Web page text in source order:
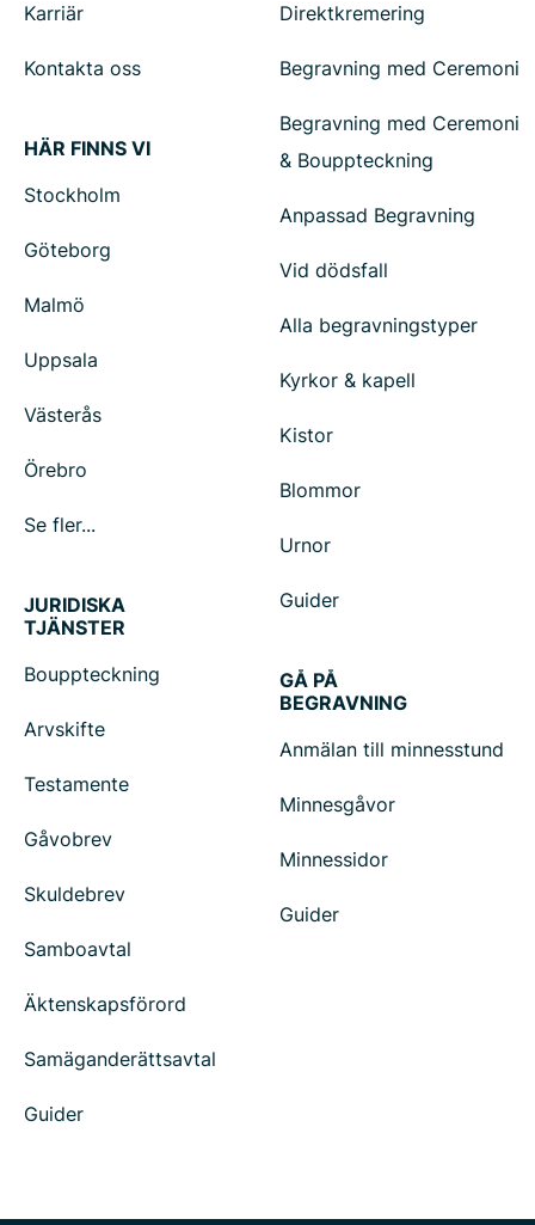
Karriär
Kontakta oss
HÄR FINNS VI
Stockholm
Göteborg
Malmö
Uppsala
Västerås
Örebro
Se fler...
Direktkremering
Begravning med Ceremoni
Begravning med Ceremoni
& Bouppteckning
Anpassad Begravning
Vid dödsfall
Alla begravningstyper
Kyrkor & kapell
Kistor
Blommor
Urnor
Guider
JURIDISKA
TJÄNSTER
Bouppteckning
Arvskifte
Testamente
Gåvobrev
Skuldebrev
Samboavtal
Äktenskapsförord
Samäganderättsavtal
Guider
GÅ PÅ
BEGRAVNING
Anmälan till minnesstund
Minnesgåvor
Minnessidor
Guider